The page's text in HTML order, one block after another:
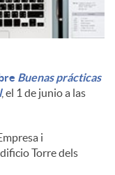
Buenas prácticas
, el 1 de junio a las
i
Torre dels